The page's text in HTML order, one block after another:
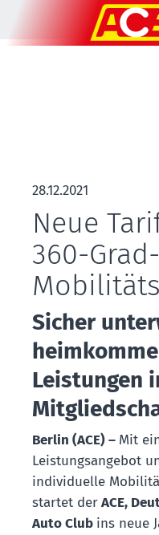
28.12.2021
Neue
360-Grad-
Sicher
Leistungen
Berlin (ACE) – Mit
Leistungsangebot
individuelle
startet derACE,
Auto Club ins neue